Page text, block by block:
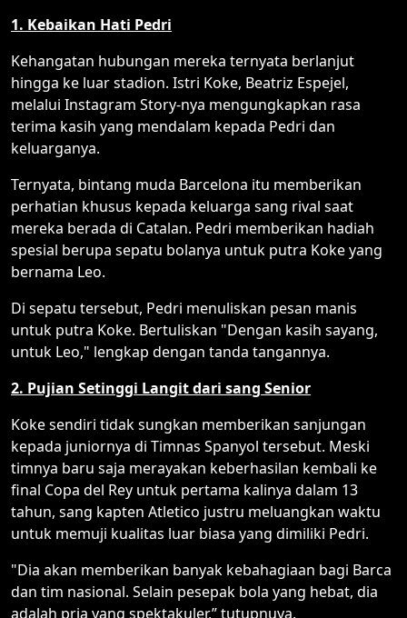
1. Kebaikan Hati Pedri
Kehangatan hubungan mereka ternyata berlanjut
hingga ke luar stadion. Istri Koke, Beatriz Espejel,
melalui Instagram Story-nya mengungkapkan rasa
terima kasih yang mendalam kepada Pedri dan
keluarganya.
Ternyata, bintang muda Barcelona itu memberikan
perhatian khusus kepada keluarga sang rival saat
mereka berada di Catalan. Pedri memberikan hadiah
spesial berupa sepatu bolanya untuk putra Koke yang
bernama Leo.
Di sepatu tersebut, Pedri menuliskan pesan manis
untuk putra Koke. Bertuliskan "Dengan kasih sayang,
untuk Leo," lengkap dengan tanda tangannya.
2. Pujian Setinggi Langit dari sang Senior
Koke sendiri tidak sungkan memberikan sanjungan
kepada juniornya di Timnas Spanyol tersebut. Meski
timnya baru saja merayakan keberhasilan kembali ke
final Copa del Rey untuk pertama kalinya dalam 13
tahun, sang kapten Atletico justru meluangkan waktu
untuk memuji kualitas luar biasa yang dimiliki Pedri.
"Dia akan memberikan banyak kebahagiaan bagi Barca
dan tim nasional. Selain pesepak bola yang hebat, dia
adalah pria yang spektakuler,” tutupnuya.